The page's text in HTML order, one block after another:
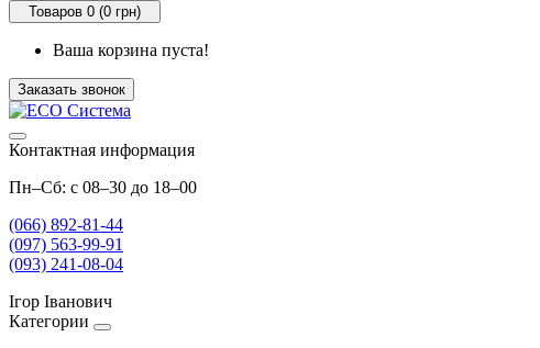
Товаров 0 (0 грн)
Ваша корзина пуста!
Заказать звонок
Контактная информация
Пн–Сб: с 08–30 до 18–00
(066) 892-81-44
(097) 563-99-91
(093) 241-08-04
Ігор Іванович
Категории